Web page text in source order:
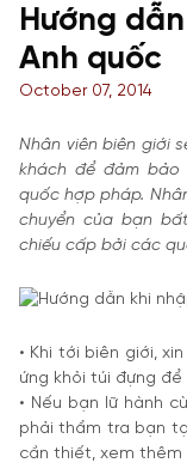
Hướng
Anh quốc
October 07, 2014
Nhân viên biên giới
khách để đảm bảo
quốc hợp pháp.
chuyển của bạn
chiếu cấp bởi các
• Khi tới biên giới,
ứng khỏi túi đựng
• Nếu bạn lữ hành
phải thẩm tra bạn
cần thiết, xem thêm